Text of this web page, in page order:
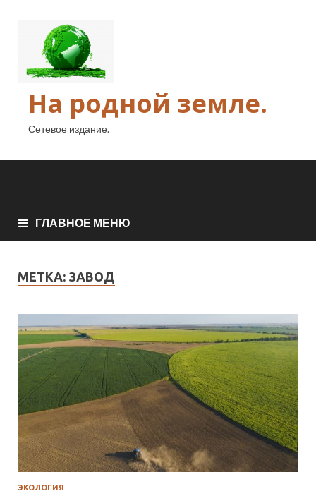
На родной земле.
Сетевое издание.
ГЛАВНОЕ МЕНЮ
МЕТКА: ЗАВОД
ЭКОЛОГИЯ